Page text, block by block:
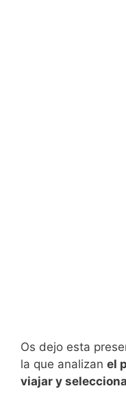
Os dejo esta
la que analizan el
viajar y